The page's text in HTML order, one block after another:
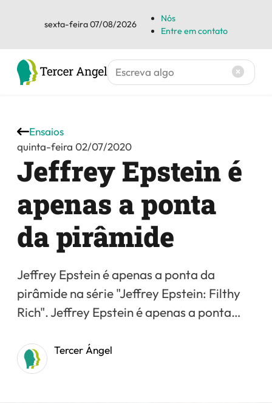
sexta-feira 07/08/2026
Nós
Entre em contato
Jeffrey Epstein é
apenas a ponta
da pirâmide
Ensaios
quinta-feira 02/07/2020
Jeffrey Epstein é apenas a ponta da
pirâmide na série "Jeffrey Epstein: Filthy
Rich". Jeffrey Epstein é apenas a ponta…
Tercer Ángel